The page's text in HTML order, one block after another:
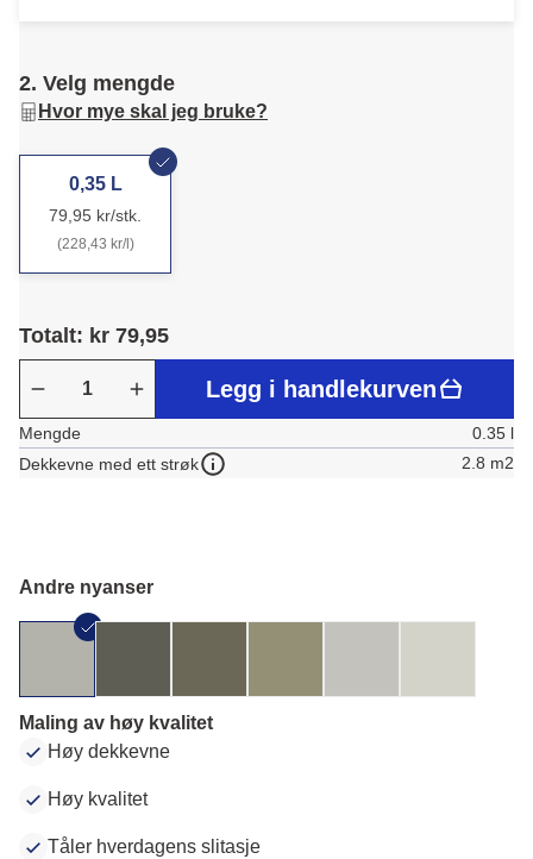
2. Velg mengde
Hvor mye skal jeg bruke?
0,35 L
79,95 kr/stk.
(228,43 kr/l)
Totalt: kr 79,95
Legg i handlekurven
Mengde
0.35 l
Dekkevne med ett strøk
2.8 m2
Andre nyanser
Maling av høy kvalitet
Høy dekkevne
Høy kvalitet
Tåler hverdagens slitasje